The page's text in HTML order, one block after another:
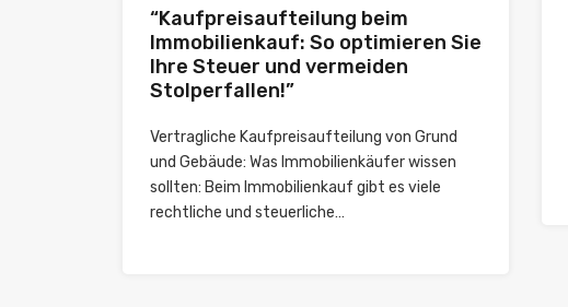
“Kaufpreisaufteilung beim
Immobilienkauf: So optimieren Sie
Ihre Steuer und vermeiden
Stolperfallen!”
Vertragliche Kaufpreisaufteilung von Grund
und Gebäude: Was Immobilienkäufer wissen
sollten: Beim Immobilienkauf gibt es viele
rechtliche und steuerliche…